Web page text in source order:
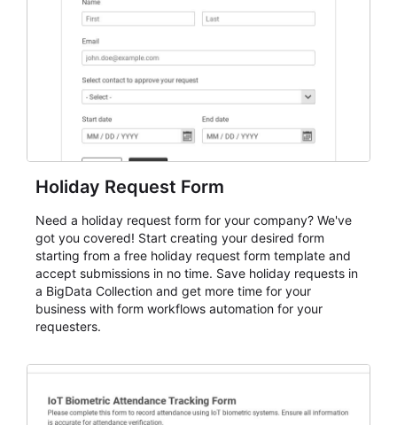
evaluate submissions, manage next steps, and maintain
cleaner registration records over time.
Holiday Request Form
Need a holiday request form for your company? We've
got you covered! Start creating your desired form
starting from a free holiday request form template and
accept submissions in no time. Save holiday requests in
a BigData Collection and get more time for your
business with form workflows automation for your
requesters.